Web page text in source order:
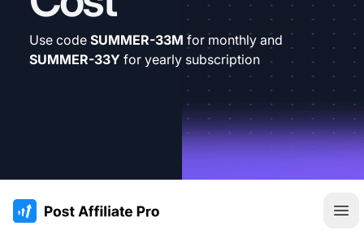
Use code SUMMER-33M for monthly and
SUMMER-33Y for yearly subscription
:site.title